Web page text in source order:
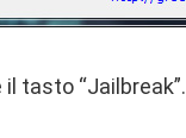
tasto “Jailbreak”.